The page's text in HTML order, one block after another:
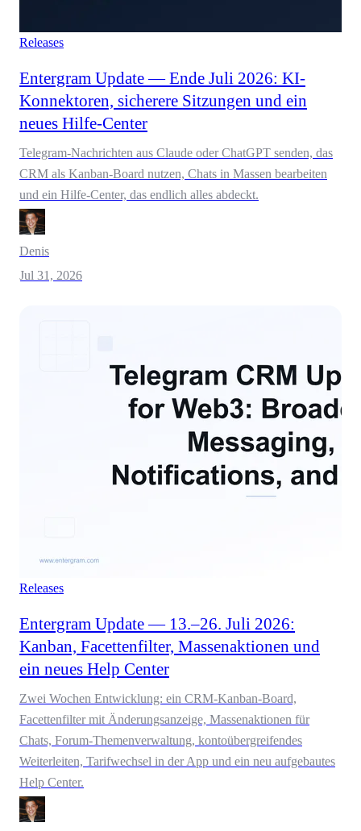
Releases
Entergram Update — Ende Juli 2026: KI-
Konnektoren, sicherere Sitzungen und ein
neues Hilfe-Center
Telegram-Nachrichten aus Claude oder ChatGPT senden, das
CRM als Kanban-Board nutzen, Chats in Massen bearbeiten
und ein Hilfe-Center, das endlich alles abdeckt.
Denis
Jul 31, 2026
Releases
Entergram Update — 13.–26. Juli 2026:
Kanban, Facettenfilter, Massenaktionen und
ein neues Help Center
Zwei Wochen Entwicklung: ein CRM-Kanban-Board,
Facettenfilter mit Änderungsanzeige, Massenaktionen für
Chats, Forum-Themenverwaltung, kontoübergreifendes
Weiterleiten, Tarifwechsel in der App und ein neu aufgebautes
Help Center.